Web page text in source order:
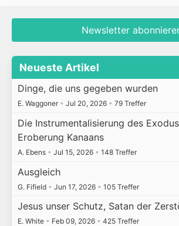
Newsletter
Neueste Artikel
Dinge, die uns gegeben wurden
E. Waggoner • Jul 20, 2026 • 79 Treffer
Die Instrumentalisierung des
Eroberung Kanaans
A. Ebens • Jul 15, 2026 • 148 Treffer
Ausgleich
G. Fifield • Jun 17, 2026 • 105 Treffer
Jesus unser Schutz, Satan der
E. White • Feb 09, 2026 • 425 Treffer